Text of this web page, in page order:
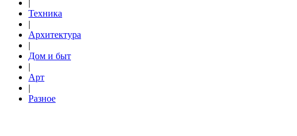
|
Техника
|
Архитектура
|
Дом и быт
|
Арт
|
Разное